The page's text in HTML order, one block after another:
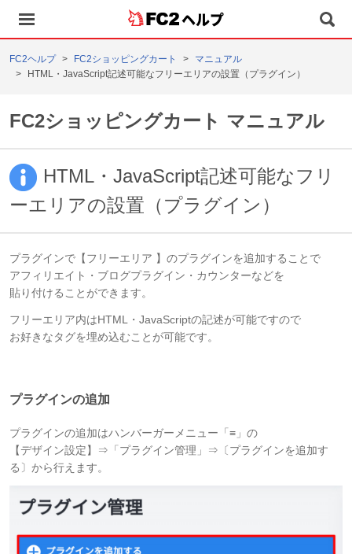
ヘルプ
FC2ヘルプ FC2ショッピングカート
マニュアル
HTML・JavaScript記述可能なフリーエリアの設置（プラグイン）
FC2ショッピングカート マニュアル
HTML・JavaScript記述可能なフリ
ーエリアの設置（プラグイン）
プラグインで【フリーエリア 】のプラグインを追加することで
アフィリエイト・ブログプラグイン・カウンターなどを
貼り付けることができます。
フリーエリア内はHTML・JavaScriptの記述が可能ですので
お好きなタグを埋め込むことが可能です。
プラグインの追加
プラグインの追加はハンバーガーメニュー「≡」の
【デザイン設定】⇒「プラグイン管理」⇒〔プラグインを追加す
る〕から行えます。